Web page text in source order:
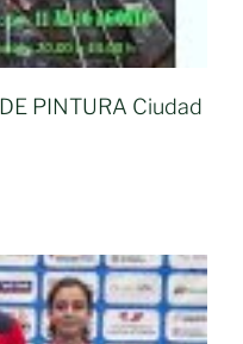
PINTURA Ciudad